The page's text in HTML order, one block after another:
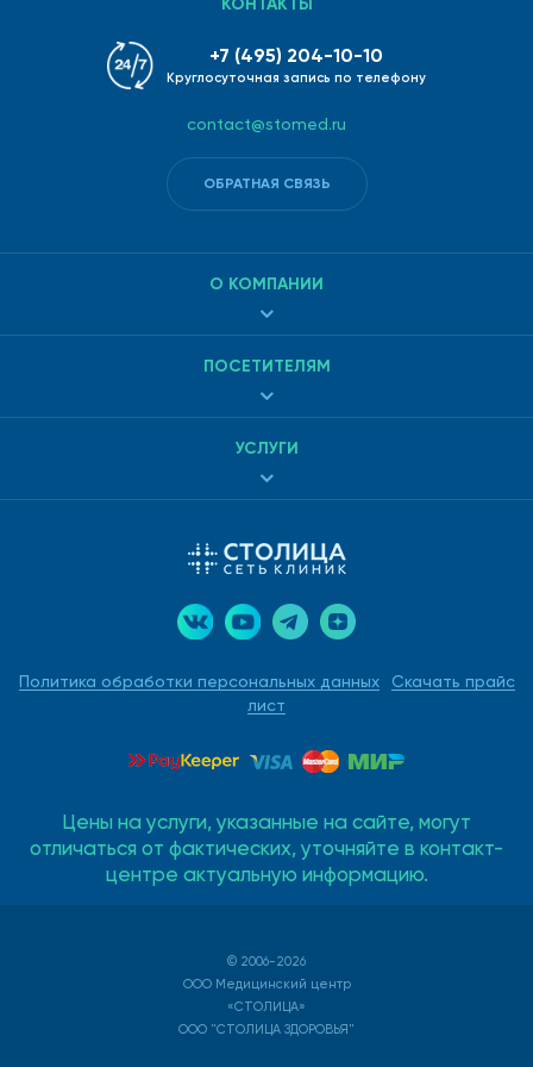
Политика обработки персональных данных
Скачать прайс
лист
О КОМПАНИИ
ПОСЕТИТЕЛЯМ
УСЛУГИ
КОНТАКТЫ
+7 (495) 204-10-10
Круглосуточная запись по телефону
contact@stomed.ru
ОБРАТНАЯ СВЯЗЬ
Цены на услуги, указанные на сайте, могут
отличаться от фактических, уточняйте в контакт-
центре актуальную информацию.
© 2006-2026
ООО Медицинский центр
«СТОЛИЦА»
ООО "СТОЛИЦА ЗДОРОВЬЯ"